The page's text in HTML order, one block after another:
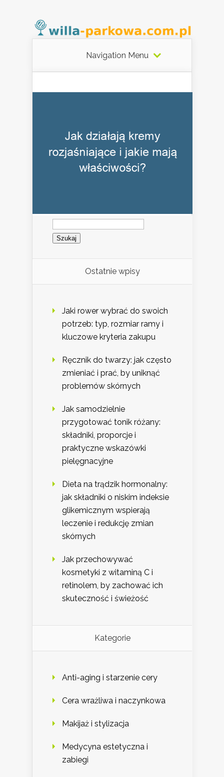
Navigation Menu
Szukaj:
Ostatnie wpisy
Jaki rower wybrać do swoich
potrzeb: typ, rozmiar ramy i
kluczowe kryteria zakupu
Ręcznik do twarzy: jak często
zmieniać i prać, by uniknąć
problemów skórnych
Jak samodzielnie
przygotować tonik różany:
składniki, proporcje i
praktyczne wskazówki
pielęgnacyjne
Dieta na trądzik hormonalny:
jak składniki o niskim indeksie
glikemicznym wspierają
leczenie i redukcję zmian
skórnych
Jak przechowywać
kosmetyki z witaminą C i
retinolem, by zachować ich
skuteczność i świeżość
Kategorie
Anti-aging i starzenie cery
Cera wrażliwa i naczynkowa
Makijaż i stylizacja
Medycyna estetyczna i
zabiegi